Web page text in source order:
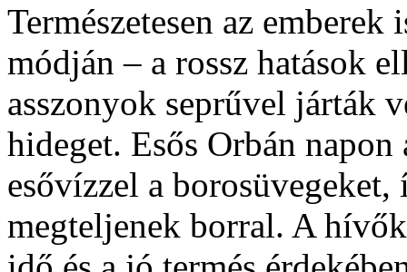
Természetesen az
módján – a rossz hatások
asszonyok seprűvel járták
hideget. Esős Orbán
esővízzel a
megteljenek borral. A